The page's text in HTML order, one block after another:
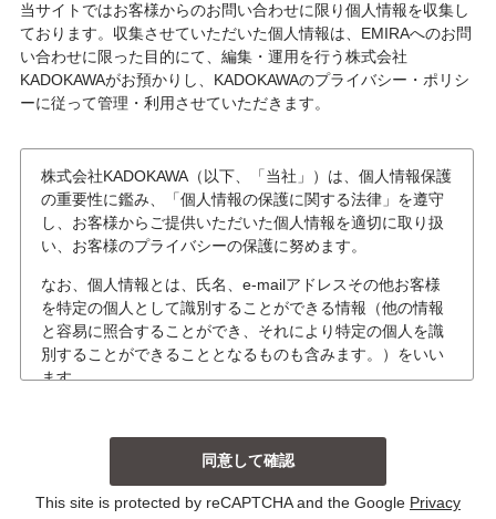
当サイトではお客様からのお問い合わせに限り個人情報を収集し
ております。収集させていただいた個人情報は、EMIRAへのお問
い合わせに限った目的にて、編集・運用を行う株式会社
KADOKAWAがお預かりし、KADOKAWAのプライバシー・ポリシ
ーに従って管理・利用させていただきます。
株式会社KADOKAWA（以下、「当社」）は、個人情報保護
の重要性に鑑み、「個人情報の保護に関する法律」を遵守
し、お客様からご提供いただいた個人情報を適切に取り扱
い、お客様のプライバシーの保護に努めます。
なお、個人情報とは、氏名、e-mailアドレスその他お客様
を特定の個人として識別することができる情報（他の情報
と容易に照合することができ、それにより特定の個人を識
別することができることとなるものも含みます。）をいい
ます。
当社は、主に以下の場合にお客様から個人情報を収集
しております。収集した個人情報の利用目的について
は以下の通りです。その他、個別の利用目的がある場
合には、その都度明示しております。
This site is protected by reCAPTCHA and the Google Privacy